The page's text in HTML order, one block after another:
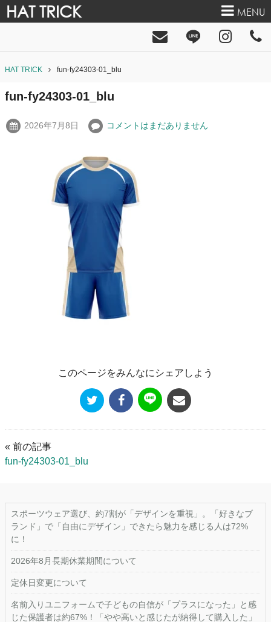
HAT TRICK MENU
HAT TRICK fun-fy24303-01_blu
fun-fy24303-01_blu
2026年7月8日 コメントはまだありません
このページをみんなにシェアしよう
« 前の記事
fun-fy24303-01_blu
スポーツウェア選び、約7割が「デザインを重視」。「好きなブ
ランド」で「自由にデザイン」できたら魅力を感じる人は72%
に！
2026年8月長期休業期間について
定休日変更について
名前入りユニフォームで子どもの自信が「プラスになった」と感
じた保護者は約67%！「やや高いと感じたが納得して購入した」